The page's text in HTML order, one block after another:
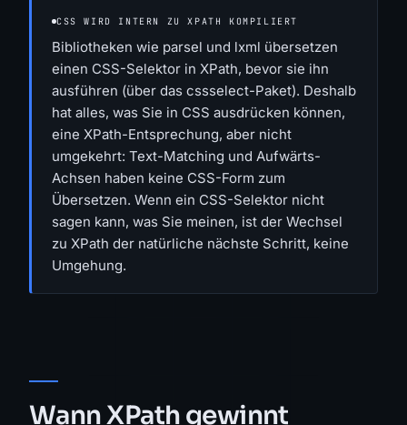
CSS WIRD INTERN ZU XPATH KOMPILIERT
Bibliotheken wie parsel und lxml übersetzen
einen CSS-Selektor in XPath, bevor sie ihn
ausführen (über das cssselect-Paket). Deshalb
hat alles, was Sie in CSS ausdrücken können,
eine XPath-Entsprechung, aber nicht
umgekehrt: Text-Matching und Aufwärts-
Achsen haben keine CSS-Form zum
Übersetzen. Wenn ein CSS-Selektor nicht
sagen kann, was Sie meinen, ist der Wechsel
zu XPath der natürliche nächste Schritt, keine
Umgehung.
Wann XPath gewinnt